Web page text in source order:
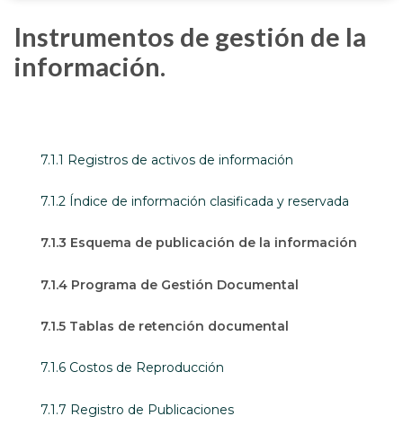
Instrumentos de gestión de la
información.
7.1.1 Registros de activos de información
7.1.2 Índice de información clasificada y reservada
7.1.3 Esquema de publicación de la información
7.1.4 Programa de Gestión Documental
7.1.5 Tablas de retención documental
7.1.6 Costos de Reproducción
7.1.7 Registro de Publicaciones